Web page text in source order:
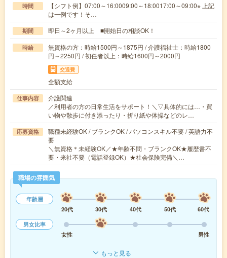
時間
【シフト例】07:00～16:0009:00～18:0017:00～09:00※ 上記
は一例です！そ…
期間 即日～2ヶ月以上 ■開始日の相談OK！
時給
無資格の方：時給1500円～1875円 / 介護福祉士：時給1800
円～2250円 / 初任者以上：時給1600円～2000円
交通費
全額支給
仕事内容
介護関連
／利用者の方の日常生活をサポート！＼▽具体的には…・買
い物や散歩に付き添ったり・折り紙や体操などのレ…
応募資格
職種未経験OK / ブランクOK / パソコンスキル不要 / 英語力不
要
＼無資格＊未経験OK／★年齢不問・ブランクOK★履歴書不
要・来社不要（電話登録OK）★社会保険完備＼…
職場の雰囲気
年齢層
20代
30代 40代 50代
60代
男女比率
女性
男性
もっと見る